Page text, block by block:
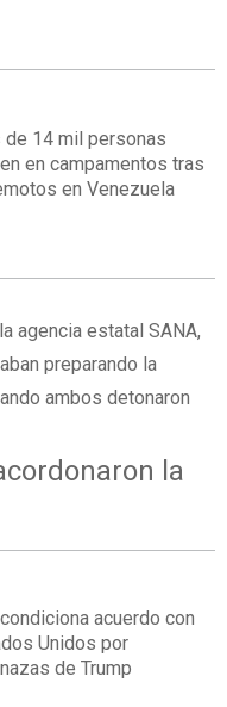
de 14 mil personas
en campamentos tras
en Venezuela
agencia estatal SANA,
preparando la
ambos detonaron
la
condiciona acuerdo con
Unidos por
de Trump